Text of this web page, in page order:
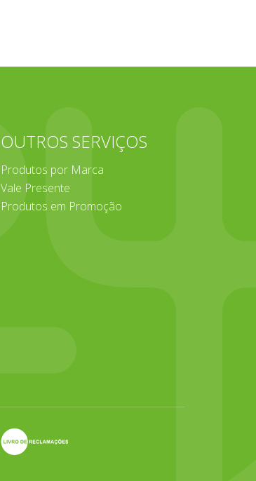
OUTROS SERVIÇOS
Produtos por Marca
Vale Presente
Produtos em Promoção